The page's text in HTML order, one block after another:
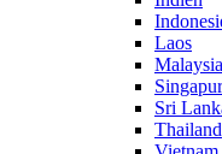
Laos
Malaysia
Singapur
Sri
Thailand